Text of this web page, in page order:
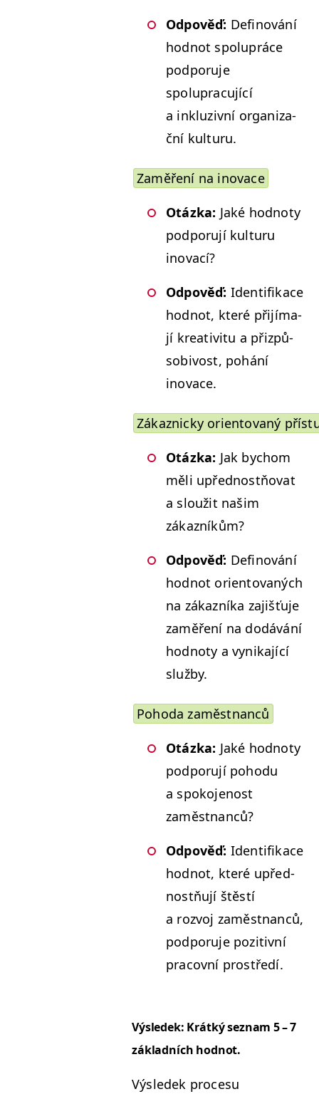
Odpověď: Defi­nování
hod­not spolupráce
pod­poru­je
spolupracu­jící
a inkluzivní orga­ni­za­
ční kulturu.
Zaměření na inovace
Otáz­ka: Jaké hod­no­ty
pod­poru­jí kul­tu­ru
inovací?
Odpověď: Iden­ti­fikace
hod­not, které při­jí­ma­
jí kreativ­i­tu a přizpů­
so­bivost, pohání
inovace.
Zákaznicky ori­en­to­vaný
Otáz­ka: Jak bychom
měli upřed­nos­tňo­vat
a sloužit našim
zákazníkům?
Odpověď: Defi­nování
hod­not ori­en­to­vaných
na zákazní­ka zajišťu­je
zaměření na dodávání
hod­no­ty a vynika­jící
služby.
Poho­da zaměstnanců
Otáz­ka: Jaké hod­no­ty
pod­poru­jí poho­du
a spoko­jenost
zaměstnanců?
Odpověď: Iden­ti­fikace
hod­not, které upřed­
nos­tňu­jí štěstí
a rozvoj zaměst­nanců,
pod­poru­je poz­i­tivní
pra­cov­ní prostředí.
Výsledek: Krátký sez­nam 5 – 7
zák­lad­ních hodnot.
Výsledek pro­ce­su